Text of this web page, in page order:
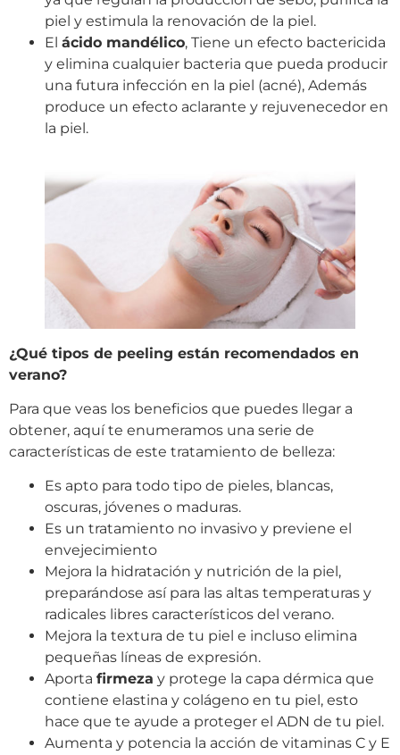
piel y estimula la renovación de la piel.
El ácido mandélico, Tiene un efecto bactericida
y elimina cualquier bacteria que pueda producir
una futura infección en la piel (acné), Además
produce un efecto aclarante y rejuvenecedor en
la piel.
¿Qué tipos de peeling están recomendados en
verano?
Para que veas los beneficios que puedes llegar a
obtener, aquí te enumeramos una serie de
características de este tratamiento de belleza:
Es apto para todo tipo de pieles, blancas,
oscuras, jóvenes o maduras.
Es un tratamiento no invasivo y previene el
envejecimiento
Mejora la hidratación y nutrición de la piel,
preparándose así para las altas temperaturas y
radicales libres característicos del verano.
Mejora la textura de tu piel e incluso elimina
pequeñas líneas de expresión.
Aporta firmeza y protege la capa dérmica que
contiene elastina y colágeno en tu piel, esto
hace que te ayude a proteger el ADN de tu piel.
Aumenta y potencia la acción de vitaminas C y E